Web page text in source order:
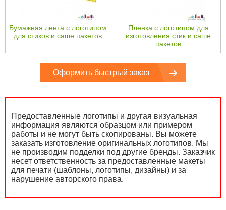
Бумажная лента с логотипом
для стиков и саше пакетов
Пленка с логотипом для
изготовления стик и саше
пакетов
Оформить быстрый заказ
Предоставленные логотипы и другая визуальная
информация являются образцом или примером
работы и не могут быть скопированы. Вы можете
заказать изготовление оригинальных логотипов. Мы
не производим подделки под другие бренды. Заказчик
несет ответственность за предоставленные макеты
для печати (шаблоны, логотипы, дизайны) и за
нарушение авторского права.